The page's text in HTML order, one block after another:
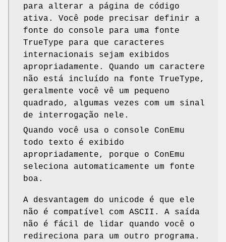
para alterar a página de código
ativa. Você pode precisar definir a
fonte do console para uma fonte
TrueType para que caracteres
internacionais sejam exibidos
apropriadamente. Quando um caractere
não está incluído na fonte TrueType,
geralmente você vê um pequeno
quadrado, algumas vezes com um sinal
de interrogação nele.
Quando você usa o console ConEmu
todo texto é exibido
apropriadamente, porque o ConEmu
seleciona automaticamente um fonte
boa.
A desvantagem do unicode é que ele
não é compatível com ASCII. A saída
não é fácil de lidar quando você o
redireciona para um outro programa.